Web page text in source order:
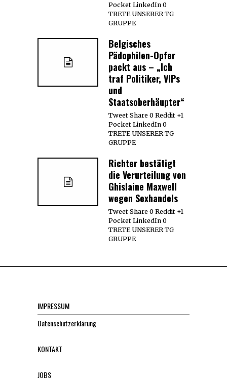
Pocket LinkedIn 0
TRETE UNSERER TG
GRUPPE
Belgisches
Pädophilen-Opfer
packt aus – „Ich
traf Politiker, VIPs
und
Staatsoberhäupter“
Tweet Share 0 Reddit +1
Pocket LinkedIn 0
TRETE UNSERER TG
GRUPPE
Richter bestätigt
die Verurteilung von
Ghislaine Maxwell
wegen Sexhandels
Tweet Share 0 Reddit +1
Pocket LinkedIn 0
TRETE UNSERER TG
GRUPPE
IMPRESSUM
Datenschutzerklärung
KONTAKT
JOBS